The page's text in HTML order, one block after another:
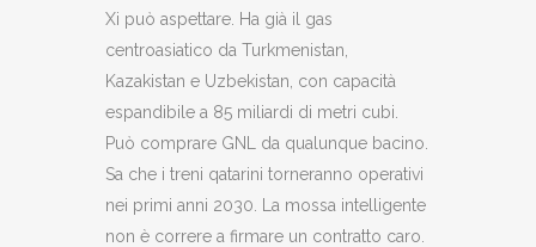
Xi può aspettare. Ha già il gas
centroasiatico da Turkmenistan,
Kazakistan e Uzbekistan, con capacità
espandibile a 85 miliardi di metri cubi.
Può comprare GNL da qualunque bacino.
Sa che i treni qatarini torneranno operativi
nei primi anni 2030. La mossa intelligente
non è correre a firmare un contratto caro.